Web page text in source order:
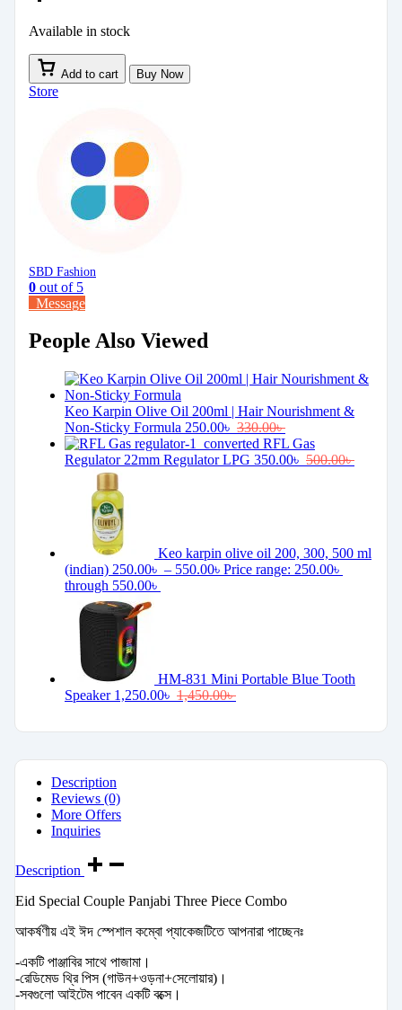
Available in stock
Add to cart Buy Now
Store
SBD Fashion
0 out of 5
Message
People Also Viewed
Keo Karpin Olive Oil 200ml | Hair Nourishment &
Non-Sticky Formula 250.00৳ 330.00৳
RFL Gas
Regulator 22mm Regulator LPG 350.00৳ 500.00৳
Keo karpin olive oil 200, 300, 500 ml
(indian) 250.00৳ – 550.00৳ Price range: 250.00৳
through 550.00৳
HM-831 Mini Portable Blue Tooth
Speaker 1,250.00৳ 1,450.00৳
Description
Reviews (0)
More Offers
Inquiries
Description
Eid Special Couple Panjabi Three Piece Combo
আকর্ষণীয় এই ঈদ স্পেশাল কম্বো প্যাকেজটিতে আপনারা পাচ্ছেনঃ
-একটি পাঞ্জাবির সাথে পাজামা।
-রেডিমেড থ্রি পিস (গাউন+ওড়না+সেলোয়ার)।
-সবগুলো আইটেম পাবেন একটি বক্সে।